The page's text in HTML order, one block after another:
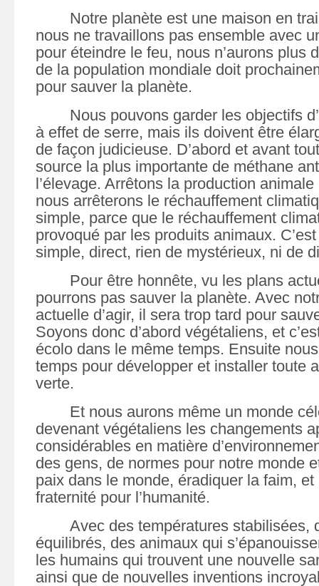
Notre planète est une maison en
nous ne travaillons pas ensemble avec
pour éteindre le feu, nous n’aurons plus
de la population mondiale doit
pour sauver la planète.
Nous pouvons garder les objectifs
à effet de serre, mais ils doivent être
de façon judicieuse. D’abord et avant
source la plus importante de méthane
l’élevage. Arrêtons la production
nous arrêterons le réchauffement
simple, parce que le réchauffement
provoqué par les produits animaux.
simple, direct, rien de mystérieux, ni de
Pour être honnête, vu les plans
pourrons pas sauver la planète. Avec
actuelle d’agir, il sera trop tard pour
Soyons donc d’abord végétaliens, et
écolo dans le même temps. Ensuite
temps pour développer et installer toute
verte.
Et nous aurons même un monde
devenant végétaliens les changements
considérables en matière
des gens, de normes pour notre monde
paix dans le monde, éradiquer la faim,
fraternité pour l’humanité.
Avec des températures stabilisées,
équilibrés, des animaux qui
les humains qui trouvent une nouvelle
ainsi que de nouvelles inventions